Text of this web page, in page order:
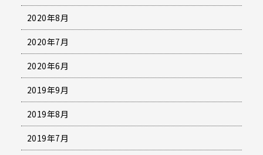
2020年8月
2020年7月
2020年6月
2019年9月
2019年8月
2019年7月